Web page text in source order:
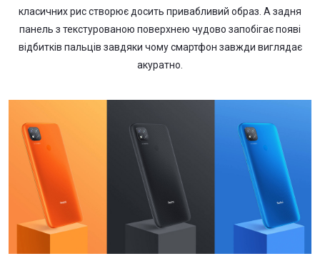
класичних рис створює досить привабливий образ. А задня
панель з текстурованою поверхнею чудово запобігає появі
відбитків пальців завдяки чому смартфон завжди виглядає
акуратно.